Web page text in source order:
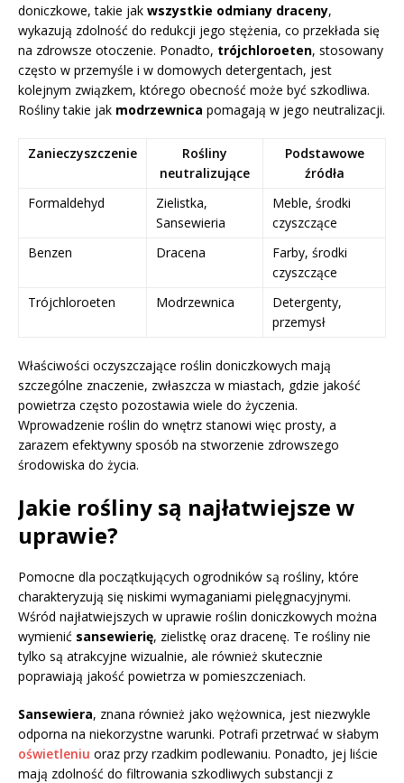
doniczkowe, takie jak wszystkie odmiany draceny,
wykazują zdolność do redukcji jego stężenia, co przekłada się
na zdrowsze otoczenie. Ponadto, trójchloroeten, stosowany
często w przemyśle i w domowych detergentach, jest
kolejnym związkem, którego obecność może być szkodliwa.
Rośliny takie jak modrzewnica pomagają w jego neutralizacji.
Zanieczyszczenie
Rośliny
neutralizujące
Podstawowe
źródła
Formaldehyd
Zielistka,
Sansewieria
Meble, środki
czyszczące
Benzen
Dracena
Farby, środki
czyszczące
Trójchloroeten
Modrzewnica
Detergenty,
przemysł
Właściwości oczyszczające roślin doniczkowych mają
szczególne znaczenie, zwłaszcza w miastach, gdzie jakość
powietrza często pozostawia wiele do życzenia.
Wprowadzenie roślin do wnętrz stanowi więc prosty, a
zarazem efektywny sposób na stworzenie zdrowszego
środowiska do życia.
Jakie rośliny są najłatwiejsze w
uprawie?
Pomocne dla początkujących ogrodników są rośliny, które
charakteryzują się niskimi wymaganiami pielęgnacyjnymi.
Wśród najłatwiejszych w uprawie roślin doniczkowych można
wymienić sansewierię, zielistkę oraz dracenę. Te rośliny nie
tylko są atrakcyjne wizualnie, ale również skutecznie
poprawiają jakość powietrza w pomieszczeniach.
Sansewiera, znana również jako wężownica, jest niezwykle
odporna na niekorzystne warunki. Potrafi przetrwać w słabym
oświetleniu oraz przy rzadkim podlewaniu. Ponadto, jej liście
mają zdolność do filtrowania szkodliwych substancji z